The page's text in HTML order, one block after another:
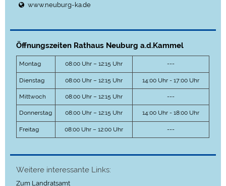
www.neuburg-ka.de
Öffnungszeiten Rathaus Neuburg a.d.Kammel
Montag 08:00 Uhr – 12:15 Uhr ---
Dienstag 08:00 Uhr – 12:15 Uhr 14:00 Uhr - 17:00 Uhr
Mittwoch 08:00 Uhr – 12:15 Uhr ---
Donnerstag 08:00 Uhr – 12:15 Uhr 14:00 Uhr - 18:00 Uhr
Freitag 08:00 Uhr – 12:00 Uhr ---
Weitere interessante Links:
Zum Landratsamt